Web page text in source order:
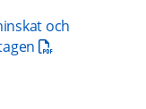
och
pdf, 187.8 kB.